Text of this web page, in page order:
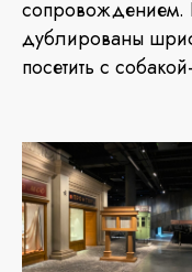
сопровождением.
дублированы
посетить с